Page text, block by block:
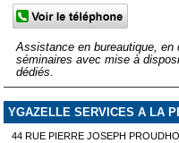
Assistance en bureautique, en
séminaires avec mise à
dédiés.
YGAZELLE SERVICES A LA
44 RUE PIERRE JOSEPH